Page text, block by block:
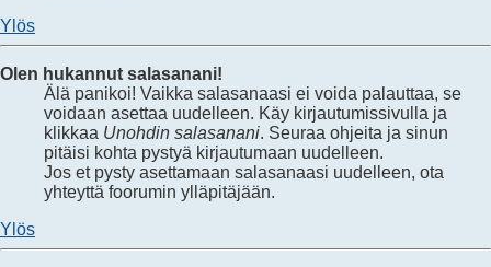
Ylös
Olen hukannut salasanani!
Älä panikoi! Vaikka salasanaasi ei voida palauttaa, se
voidaan asettaa uudelleen. Käy kirjautumissivulla ja
klikkaa Unohdin salasanani. Seuraa ohjeita ja sinun
pitäisi kohta pystyä kirjautumaan uudelleen.
Jos et pysty asettamaan salasanaasi uudelleen, ota
yhteyttä foorumin ylläpitäjään.
Ylös